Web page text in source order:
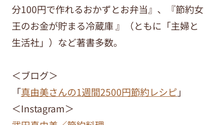
分100円で作れるおかずとお弁当』、『節約女
王のお金が貯まる冷蔵庫 』（ともに「主婦と
生活社」）など著書多数。
＜ブログ＞
「真由美さんの1週間2500円節約レシピ 」
＜Instagram＞